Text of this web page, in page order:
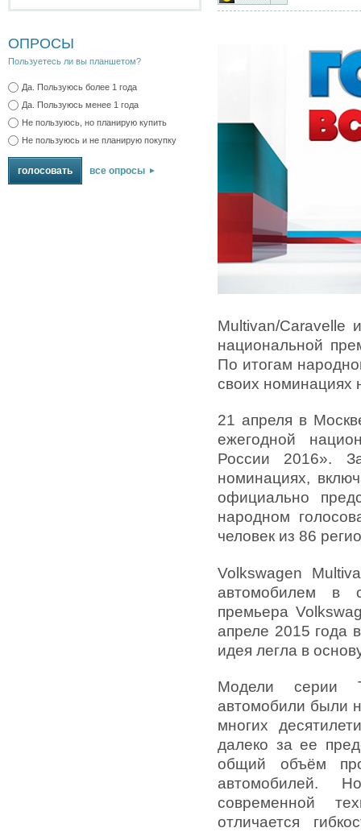
ОПРОСЫ
Пользуетесь ли вы планшетом?
Да. Пользуюсь более 1 года
Да. Пользуюсь менее 1 года
Не пользуюсь, но планирую купить
Не пользуюсь и не планирую покупку
все опросы
Multivan/Сaravelle
национальной
По итогам
своих номинациях
21 апреля в
ежегодной
России 2016».
номинациях,
официально
народном
человек из 86
Volkswagen
автомобилем в
премьера
апреле 2015 года
идея легла в
Модели серии
автомобили были
многих
далеко за ее
общий объём
автомобилей.
современной
отличается